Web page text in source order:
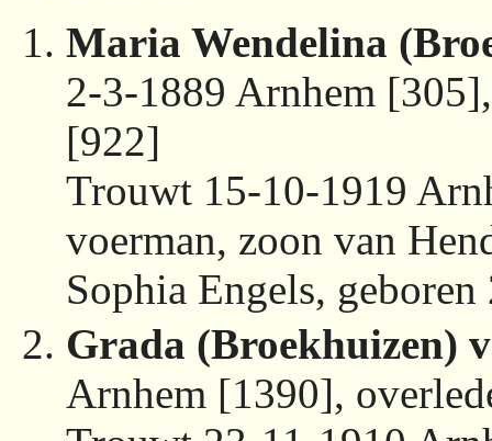
Maria Wendelina
2-3-1889 Arnhem
[922]
Trouwt 15-10-1919
voerman, zoon van
Sophia Engels,
Grada (Broekhuizen)
Arnhem [1390],